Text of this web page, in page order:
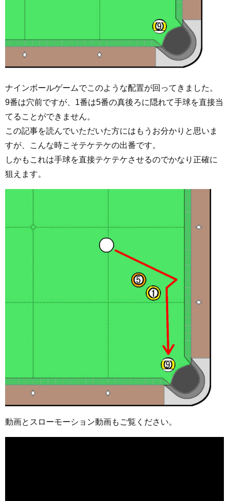
ナインボールゲームでこのような配置が回ってきました。
9番は穴前ですが、1番は5番の真後ろに隠れて手球を直接当
てることができません。
この記事を読んでいただいた方にはもうお分かりと思いま
すが、こんな時こそテケテケの出番です。
しかもこれは手球を直接テケテケさせるのでかなり正確に
狙えます。
動画とスローモーション動画もご覧ください。